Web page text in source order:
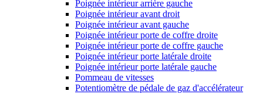
Poignée intérieur arrière gauche
Poignée intérieur avant droit
Poignée intérieur avant gauche
Poignée intérieur porte de coffre droite
Poignée intérieur porte de coffre gauche
Poignée intérieur porte latérale droite
Poignée intérieur porte latérale gauche
Pommeau de vitesses
Potentiomètre de pédale de gaz d'accélérateur